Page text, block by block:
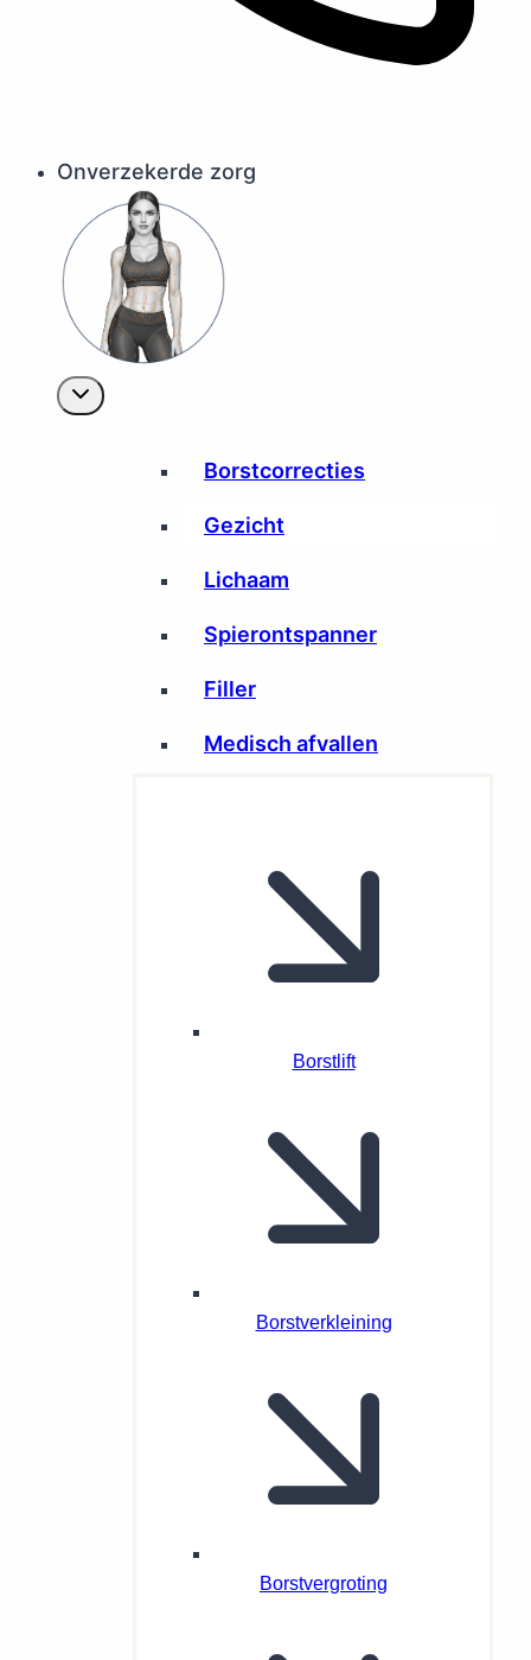
Onverzekerde zorg
Borstcorrecties
Gezicht
Lichaam
Spierontspanner
Filler
Medisch afvallen
Borstlift
Borstverkleining
Borstvergroting